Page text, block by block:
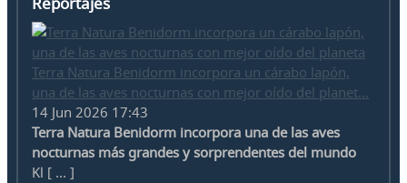
Terra Natura Benidorm incorpora un cárabo lapón,
una de las aves nocturnas con mejor oído del planet...
14 Jun 2026 17:43
Terra Natura Benidorm incorpora una de las aves
nocturnas más grandes y sorprendentes del mundo
Kl [ ... ]